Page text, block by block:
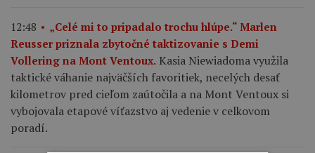
12:48
„Celé mi to pripadalo trochu hlúpe.“ Marlen
Reusser priznala zbytočné taktizovanie s Demi
Vollering na Mont Ventoux. Kasia Niewiadoma využila
taktické váhanie najväčších favoritiek, necelých desať
kilometrov pred cieľom zaútočila a na Mont Ventoux si
vybojovala etapové víťazstvo aj vedenie v celkovom
poradí.